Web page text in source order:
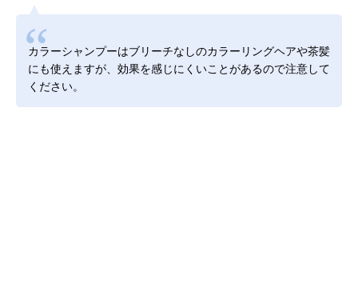
カラーシャンプーはブリーチなしのカラーリングヘアや茶髪
にも使えますが、効果を感じにくいことがあるので注意して
ください。